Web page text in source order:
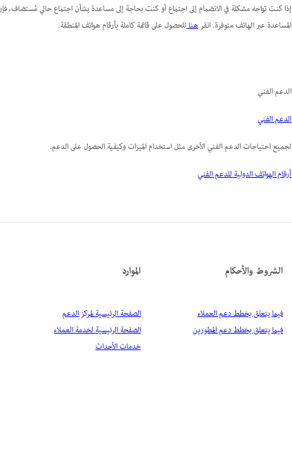
إذا كنت تواجه مشكلة في الانضمام إلى اجتماع أو كنت بحاجة إلى مساعدة بشأن اجتماع حالي مُستضاف،
المساعدة عبر الهاتف متوفرة. انقرهناللحصول على قائمة كاملة بأرقام هواتف المنطقة.
الدعم الفني
الدعم الفني
لجميع احتياجات الدعم الفني الأخرى مثل استخدام الميزات وكيفية الحصول على الدعم.
أرقام الهواتف الدولية للدعم الفني
الشروط والأحكام
فيما يتعلق بخطط دعم العملاء
فيما يتعلق بخطط دعم المطورين
الموارد
الصفحة الرئيسية لمركز الدعم
الصفحة الرئيسية لخدمة العملاء
خدمات الأحداث